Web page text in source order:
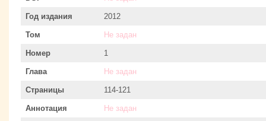
Год издания 2012
Том Не задан
Номер 1
Глава Не задан
Страницы 114-121
Аннотация Не задан